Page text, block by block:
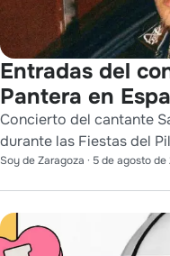
Entradas del
Pantera en
Concierto del cantante
durante las Fiestas del
Soy de Zaragoza · 5 de agosto de